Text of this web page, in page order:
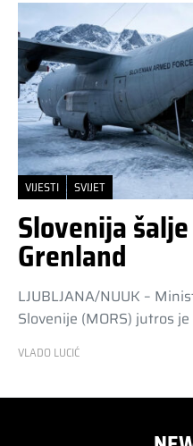
VIJESTI SVIJET
Slovenija
Grenland
LJUBLJANA/NUUK –
Slovenije (MORS) jutros
VLADO LUCIĆ